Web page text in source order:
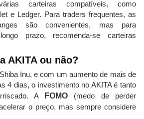
carteiras compatíveis, como
e Ledger. Para traders frequentes, as
são convenientes, mas para
prazo, recomenda-se carteiras
AKITA ou não?
Inu, e com um aumento de mais de
4 dias, o investimento no AKITA é tanto
A
FOMO (medo de perder
o preço, mas sempre considere